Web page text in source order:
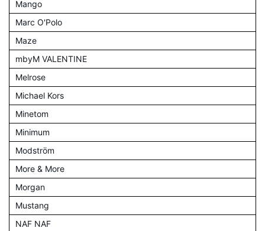
Mango
Marc O'Polo
Maze
mbyM VALENTINE
Melrose
Michael Kors
Minetom
Minimum
Modström
More & More
Morgan
Mustang
NAF NAF